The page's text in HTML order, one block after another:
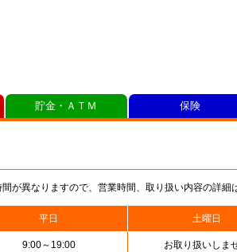
が異なりますので、営業時間、取り扱い内容の詳細
平日 土曜日
9:00～19:00 お取り扱いしま
貯金・ＡＴＭ 保険